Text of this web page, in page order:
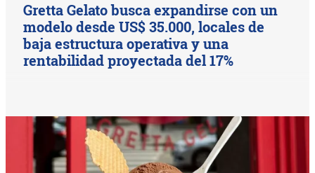
Gretta Gelato busca expandirse con un
modelo desde US$ 35.000, locales de
baja estructura operativa y una
rentabilidad proyectada del 17%